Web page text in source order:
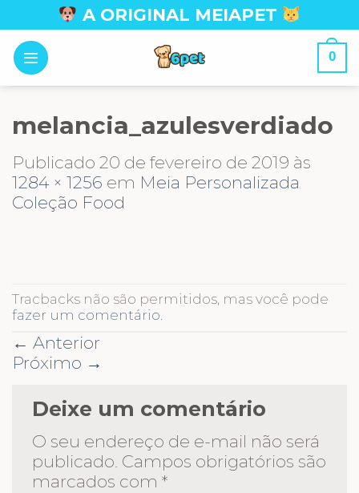
to
content
A ORIGINAL MEIAPET
0
melancia_azulesverdiado
Publicado 20 de fevereiro de 2019 às
1284 × 1256 em Meia Personalizada
Coleção Food
Tracbacks não são permitidos, mas você pode
fazer um comentário.
← Anterior
Próximo →
Deixe um comentário
O seu endereço de e-mail não será
publicado. Campos obrigatórios são
marcados com *